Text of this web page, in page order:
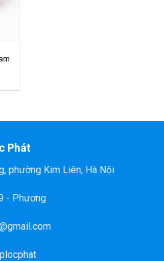
Phát
phường Kim Liên, Hà Nội
- Phương